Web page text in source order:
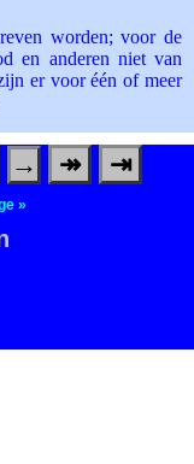
worden; voor de
en anderen niet van
er voor één of meer
→ ↠ ⇥
»